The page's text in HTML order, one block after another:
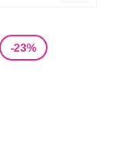
-23%